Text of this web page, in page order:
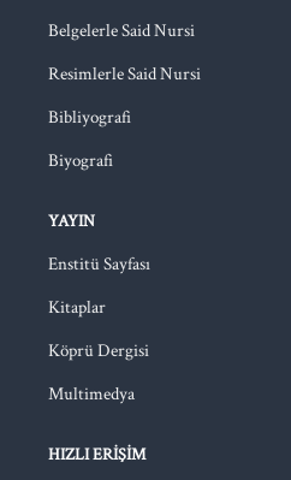
Belgelerle Said Nursi
Resimlerle Said Nursi
Bibliyografi
Biyografi
YAYIN
Enstitü Sayfası
Kitaplar
Köprü Dergisi
Multimedya
HIZLI ERIŞIM